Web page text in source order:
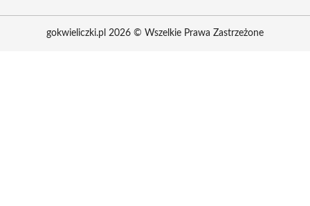
gokwieliczki.pl 2026 © Wszelkie Prawa Zastrzeżone